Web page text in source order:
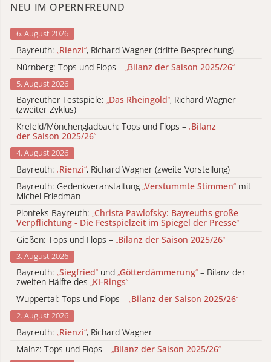
NEU IM OPERNFREUND
6. August 2026
Bayreuth: „Rienzi“, Richard Wagner (dritte Besprechung)
Nürnberg: Tops und Flops – „Bilanz der Saison 2025/26“
5. August 2026
Bayreuther Festspiele: „Das Rheingold“, Richard Wagner
(zweiter Zyklus)
Krefeld/Mönchengladbach: Tops und Flops – „Bilanz
der Saison 2025/26“
4. August 2026
Bayreuth: „Rienzi“, Richard Wagner (zweite Vorstellung)
Bayreuth: Gedenkveranstaltung „Verstummte Stimmen“ mit
Michel Friedman
Pionteks Bayreuth: „Christa Pawlofsky: Bayreuths große
Verpflichtung - Die Festspielzeit im Spiegel der Presse“
Gießen: Tops und Flops – „Bilanz der Saison 2025/26“
3. August 2026
Bayreuth: „Siegfried“ und „Götterdämmerung“ – Bilanz der
zweiten Hälfte des „KI-Rings“
Wuppertal: Tops und Flops – „Bilanz der Saison 2025/26“
2. August 2026
Bayreuth: „Rienzi“, Richard Wagner
Mainz: Tops und Flops – „Bilanz der Saison 2025/26“